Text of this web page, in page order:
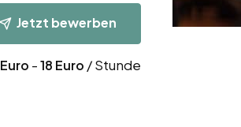
Jetzt bewerben
Euro -18 Euro / Stunde